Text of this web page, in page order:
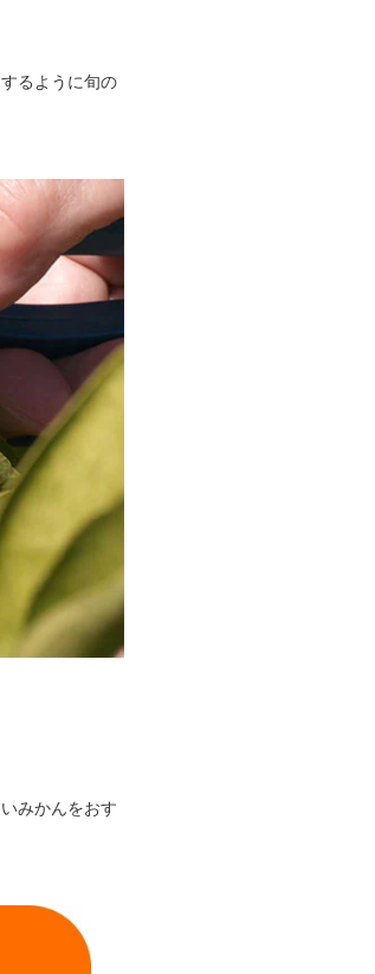
るように旬の
みかんをおす